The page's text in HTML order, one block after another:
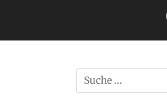
Suche
nach: